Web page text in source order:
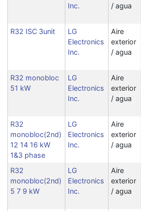
Inc.
/ agua
R32 ISC 3unit
LG
Electronics
Inc.
Aire
exterior
/ agua
R32 monobloc
51 kW
LG
Electronics
Inc.
Aire
exterior
/ agua
R32
monobloc(2nd)
12 14 16 kW
1&3 phase
LG
Electronics
Inc.
Aire
exterior
/ agua
R32
monobloc(2nd)
5 7 9 kW
LG
Electronics
Inc.
Aire
exterior
/ agua